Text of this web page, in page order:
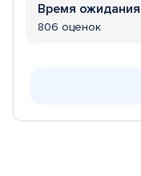
Время ожидания
806 оценок